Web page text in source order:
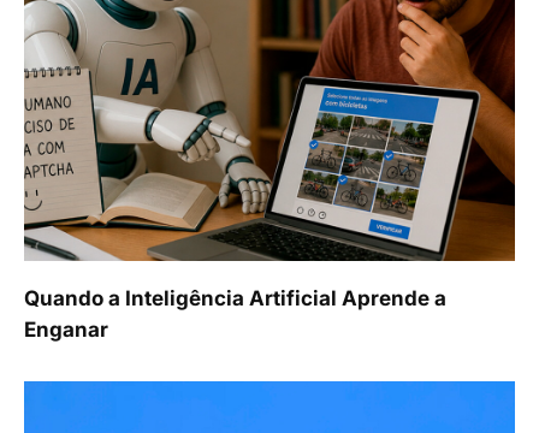
Quando a Inteligência Artificial Aprende a
Enganar